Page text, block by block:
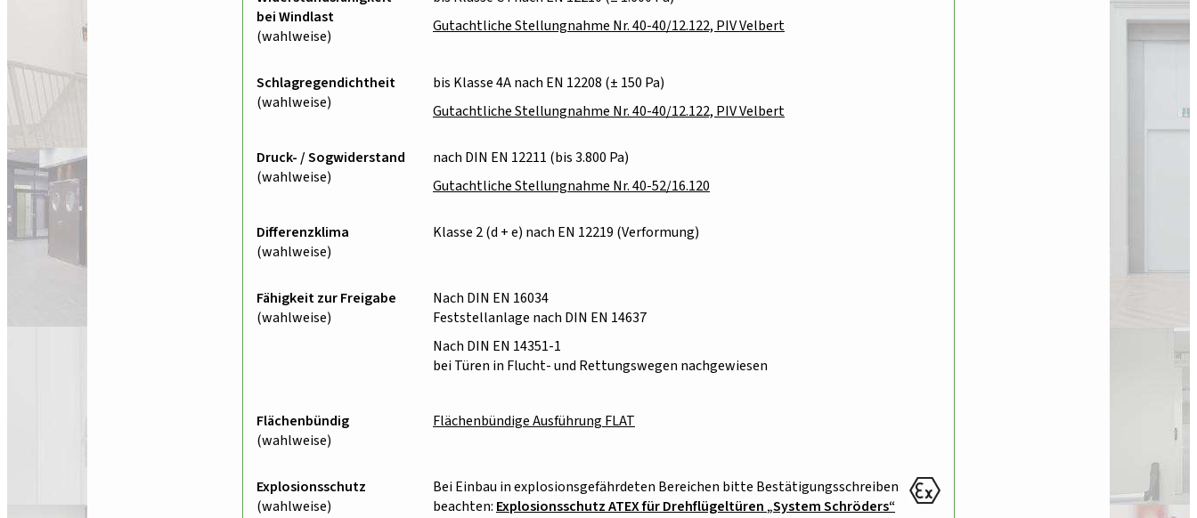
bei Windlast
(wahlweise)
Gutachtliche Stellungnahme Nr. 40-40/12.122, PIV Velbert
Schlagregendichtheit
(wahlweise)
bis Klasse 4A nach EN 12208 (± 150 Pa)
Gutachtliche Stellungnahme Nr. 40-40/12.122, PIV Velbert
Druck- / Sogwiderstand
(wahlweise)
nach DIN EN 12211 (bis 3.800 Pa)
Gutachtliche Stellungnahme Nr. 40-52/16.120
Differenzklima
(wahlweise)
Klasse 2 (d + e) nach EN 12219 (Verformung)
Fähigkeit zur Freigabe
(wahlweise)
Nach DIN EN 16034
Feststellanlage nach DIN EN 14637
Nach DIN EN 14351-1
bei Türen in Flucht- und Rettungswegen nachgewiesen
Flächenbündig
(wahlweise)
Flächenbündige Ausführung FLAT
Explosionsschutz
(wahlweise)
Bei Einbau in explosionsgefährdeten Bereichen bitte Bestätigungs­schreiben
beachten: Explosionsschutz ATEX für Drehflügeltüren System Schröders